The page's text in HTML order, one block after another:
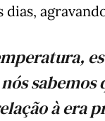
sabemos
à era